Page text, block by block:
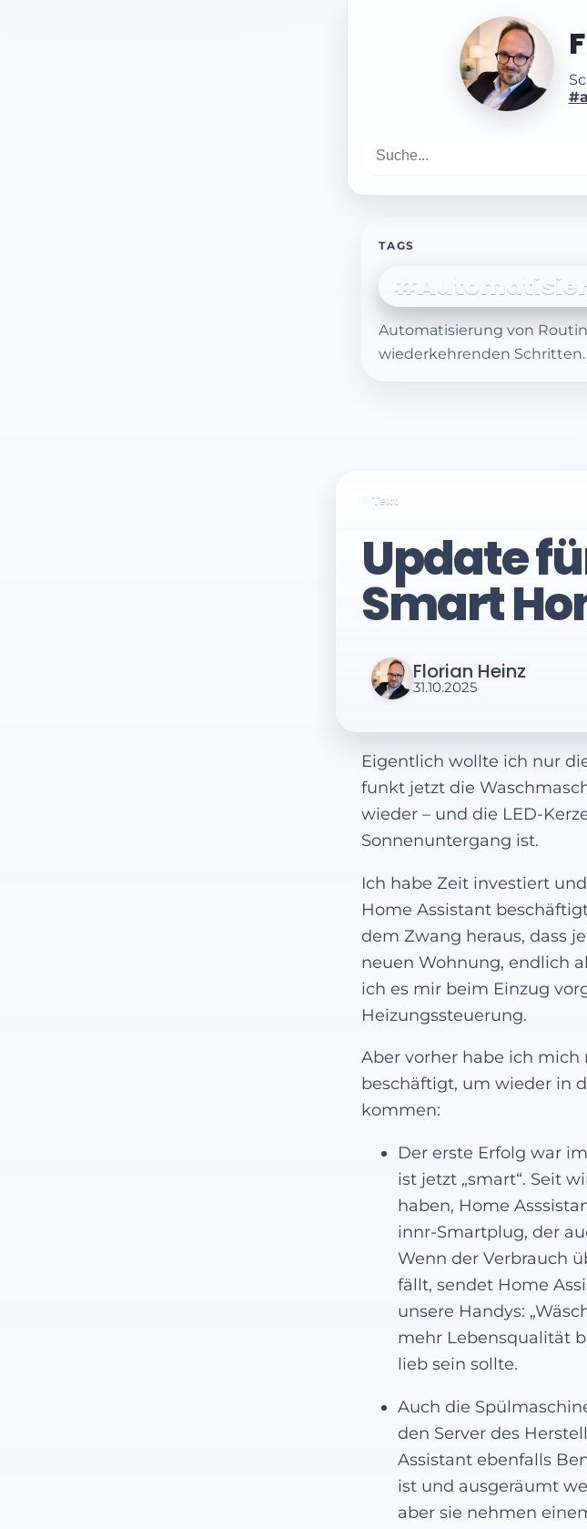
TAGS
Automatisierung von
wiederkehrenden Schritten.
Text
Update
Smart
Florian Heinz
31.10.2025
Eigentlich wollte ich nur
funkt jetzt die
wieder – und die LED-
Sonnenuntergang ist.
Ich habe Zeit investiert
Home Assistant
dem Zwang heraus, dass
neuen Wohnung, endlich
ich es mir beim Einzug
Heizungssteuerung.
Aber vorher habe ich
beschäftigt, um wieder in
kommen:
Der erste Erfolg war
ist jetzt „smart“. Seit
haben, Home
innr-Smartplug, der
Wenn der Verbrauch
fällt, sendet Home
unsere Handys:
mehr Lebensqualität
lieb sein sollte.
Auch die
den Server des
Assistant ebenfalls
ist und ausgeräumt
aber sie nehmen